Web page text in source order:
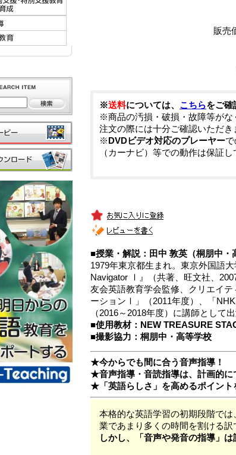
販売
※送料については、 こちらをご確
※商品の汚損・破損・故障等がな
注文の際には十分ご確認いただき
※ DVDビデオ対応のプレーヤー
（カーナビ）等での動作は保証し
■授業・解説：田中 敦英（桐朋中・
1979年東京都生まれ。東京外国語
Navigator Ⅰ』（共著、旺文社、
友会英語教育学会監修、クリエイ
ーションⅠ」（2011年度）、「
（2016～2018年度）に講師として出
■使用教材：NEW TREASURE
■撮影協力：桐朋中・高等学校
★今からでも間に合う音声指導！
★音声指導・音読指導は、計画的に
★「英語らしさ」を高めるポイント
本格的な英語学習の初期段階で
業であまり多くの時間を割ける訳
しかし、「音声や発音の指導」